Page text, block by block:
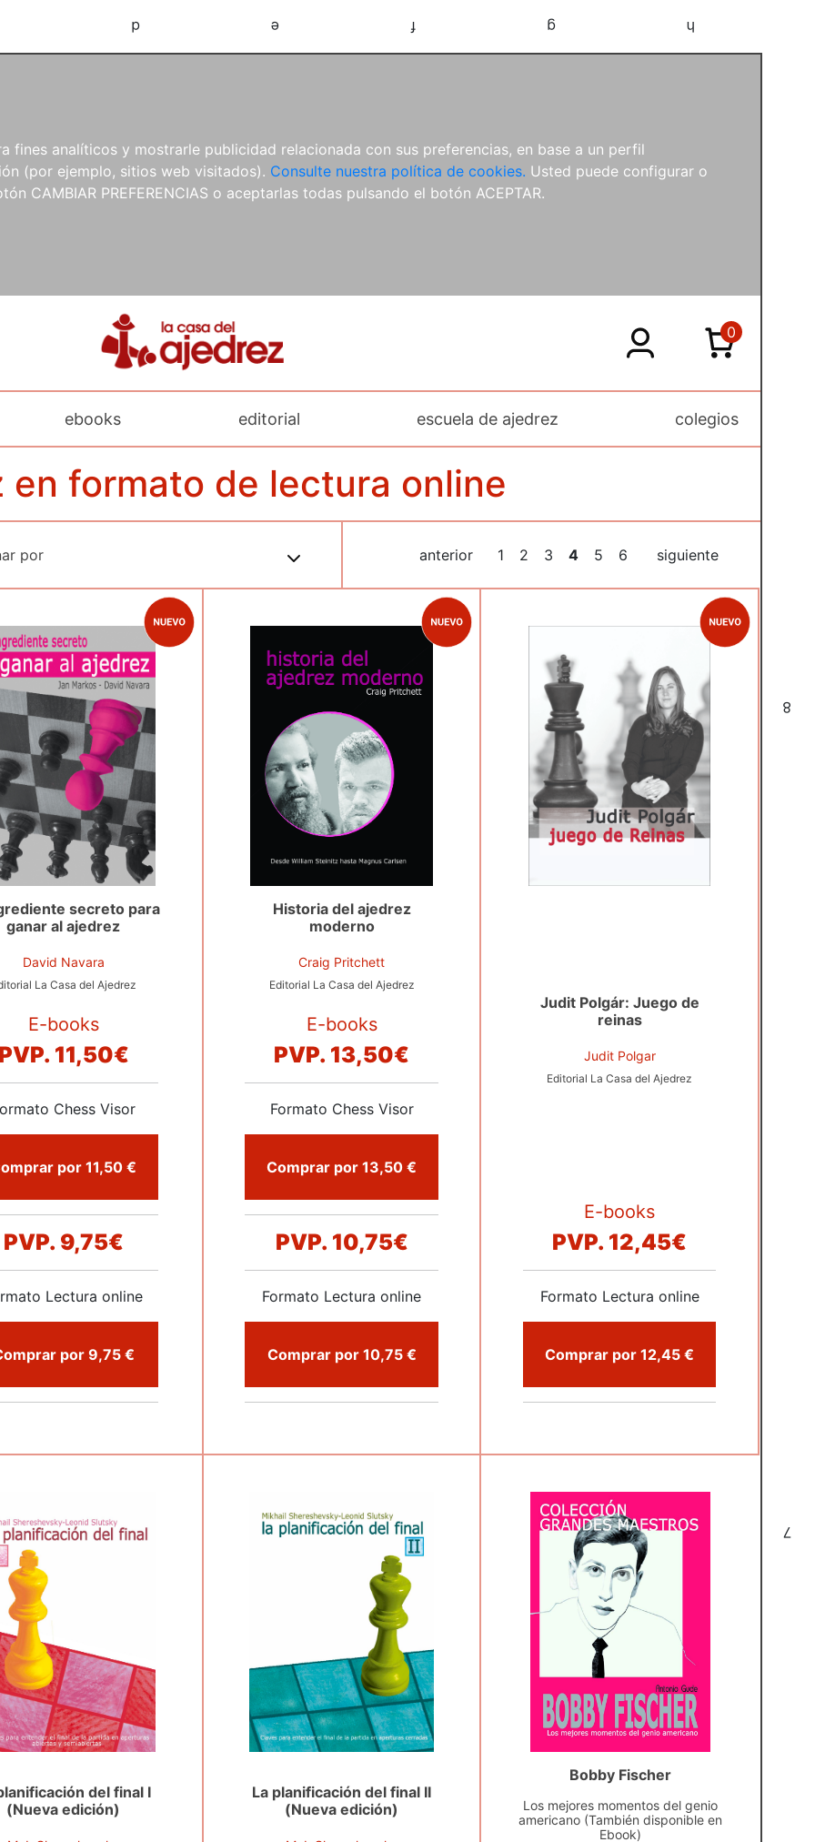
fines analíticos y mostrarle publicidad relacionada con sus preferencias, en base a un perfil
(por ejemplo, sitios web visitados). Consulte nuestra política de cookies. Usted puede configurar o
CAMBIAR PREFERENCIAS o aceptarlas todas pulsando el botón ACEPTAR.
d e f g h
8
7
ebooks editorial escuela de ajedrez colegios
0
en formato de lectura online
anterior 1 2 3 4 5 6 siguiente
secreto para
ganar al ajedrez
David Navara
La Casa del Ajedrez
E-books
11,50€
Chess Visor
Comprar por 11,50 €
PVP. 9,75€
Lectura online
Comprar por 9,75 €
Historia del ajedrez
moderno
Craig Pritchett
Editorial La Casa del Ajedrez
E-books
PVP. 13,50€
Formato Chess Visor
Comprar por 13,50 €
PVP. 10,75€
Formato Lectura online
Comprar por 10,75 €
Judit Polgár: Juego de
reinas
Judit Polgar
Editorial La Casa del Ajedrez
E-books
PVP. 12,45€
Formato Lectura online
Comprar por 12,45 €
del final I
(Nueva edición)
La planificación del final II
(Nueva edición)
Bobby Fischer
Los mejores momentos del genio
americano (También disponible en
Ebook)